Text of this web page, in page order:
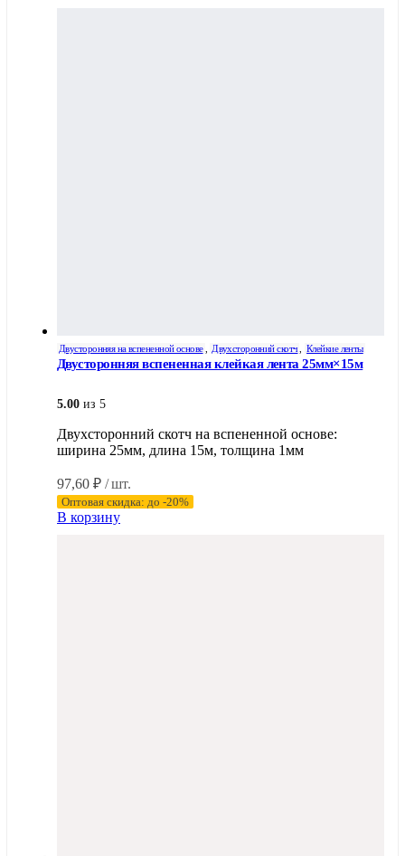
Двусторонняя на вспененной основе , Двухсторонний скотч, Клейкие ленты
Двусторонняя вспененная клейкая лента 25мм×15м
5.00 из 5
Двухсторонний скотч на вспененной основе:
ширина 25мм, длина 15м, толщина 1мм
97,60 ₽ / шт.
Оптовая скидка: до -20%
В корзину